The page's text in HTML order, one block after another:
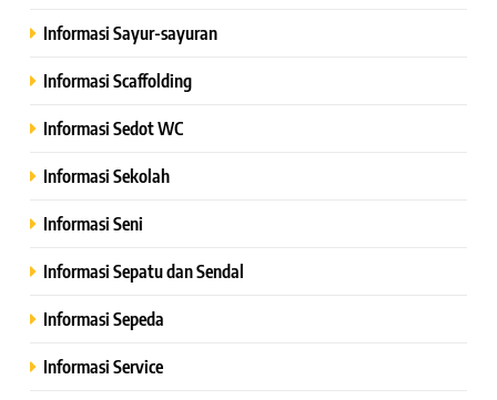
Informasi Sayur-sayuran
Informasi Scaffolding
Informasi Sedot WC
Informasi Sekolah
Informasi Seni
Informasi Sepatu dan Sendal
Informasi Sepeda
Informasi Service